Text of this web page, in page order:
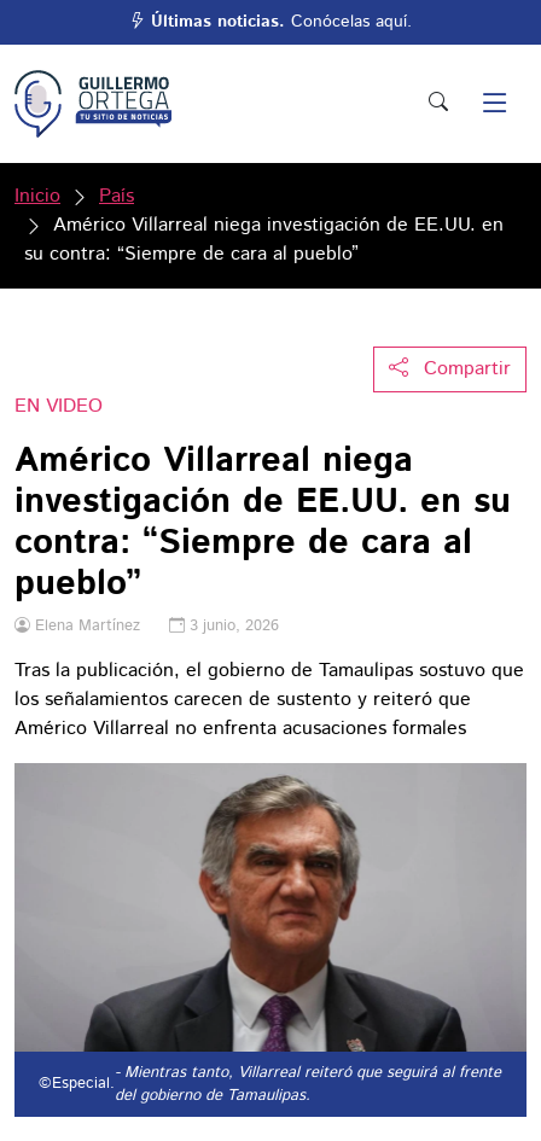
Últimas noticias. Conócelas aquí.
Inicio
País
Américo Villarreal niega investigación de EE.UU. en
su contra: “Siempre de cara al pueblo”
Compartir
EN VIDEO
Américo Villarreal niega
investigación de EE.UU. en su
contra: “Siempre de cara al
pueblo”
Elena Martínez 3 junio, 2026
Tras la publicación, el gobierno de Tamaulipas sostuvo que
los señalamientos carecen de sustento y reiteró que
Américo Villarreal no enfrenta acusaciones formales
©Especial.- Mientras tanto, Villarreal reiteró que seguirá al frente
del gobierno de Tamaulipas.